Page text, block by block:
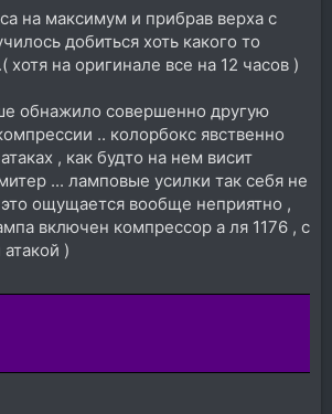
на максимум и прибрав верха с
добиться хоть какого то
хотя на оригинале все на 12 часов )
обнажило совершенно другую
.. колорбокс явственно
, как будто на нем висит
... ламповые усилки так себя не
это ощущается вообще неприятно ,
включен компрессор а ля 1176 , с
)